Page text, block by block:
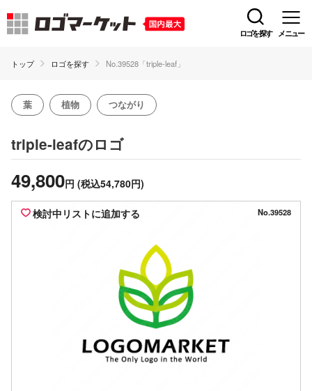
ロゴを探す メニュー
トップ ロゴを探す No.39528「triple-leaf」
葉 植物 つながり
triple-leafのロゴ
49,800円 (税込54,780円)
検討中リストに追加する No.39528